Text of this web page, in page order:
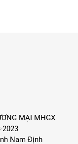
MẠI MHGX
2023
Nam Định